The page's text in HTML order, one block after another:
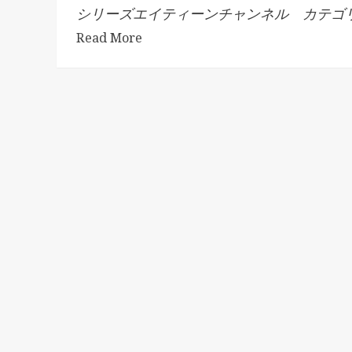
シリーズエイティーンチャンネル カテゴ
Read More